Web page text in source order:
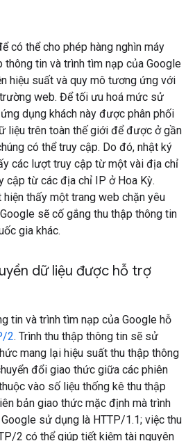
có thể cho phép hàng nghìn máy
thông tin và trình tìm nạp của Google
hiệu suất và quy mô tương ứng với
web. Để tối ưu hoá mức sử
dụng khách này được phân phối
liệu trên toàn thế giới để được ở gần
có thể truy cập. Do đó, nhật ký
các lượt truy cập từ một vài địa chỉ
cập từ các địa chỉ IP ở Hoa Kỳ.
thấy một trang web chặn yêu
sẽ cố gắng thu thập thông tin
gia khác.
dữ liệu được hỗ trợ
tin và trình tìm nạp của Google hỗ
2. Trình thu thập thông tin sẽ sử
mang lại hiệu suất thu thập thông
đổi giao thức giữa các phiên
vào số liệu thống kê thu thập
bản giao thức mặc định mà trình
sử dụng là HTTP/1.1; việc thu
2 có thể giúp tiết kiệm tài nguyên